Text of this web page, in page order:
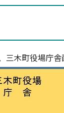
木町役場庁